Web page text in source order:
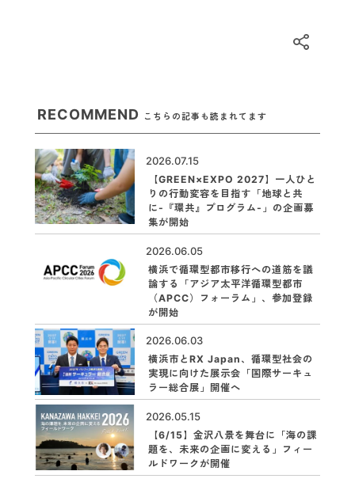
RECOMMEND こちらの記事も読まれてます
2026.07.15
【GREEN×EXPO 2027】一人ひと
りの行動変容を目指す「地球と共
に-『環共』プログラム-」の企画募
集が開始
2026.06.05
横浜で循環型都市移行への道筋を議
論する「アジア太平洋循環型都市
（APCC）フォーラム」、参加登録
が開始
2026.06.03
横浜市とRX Japan、循環型社会の
実現に向けた展示会「国際サーキュ
ラー総合展」開催へ
2026.05.15
【6/15】金沢八景を舞台に「海の課
題を、未来の企画に変える」フィー
ルドワークが開催